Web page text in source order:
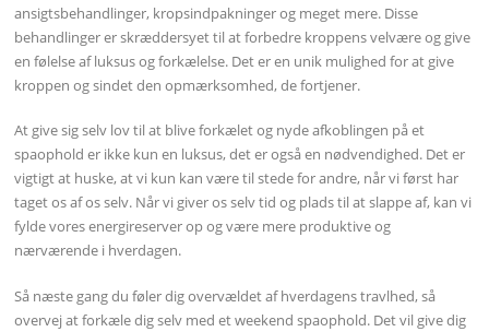
ansigtsbehandlinger, kropsindpakninger og meget mere. Disse
behandlinger er skræddersyet til at forbedre kroppens velvære og give
en følelse af luksus og forkælelse. Det er en unik mulighed for at give
kroppen og sindet den opmærksomhed, de fortjener.
At give sig selv lov til at blive forkælet og nyde afkoblingen på et
spaophold er ikke kun en luksus, det er også en nødvendighed. Det er
vigtigt at huske, at vi kun kan være til stede for andre, når vi først har
taget os af os selv. Når vi giver os selv tid og plads til at slappe af, kan vi
fylde vores energireserver op og være mere produktive og
nærværende i hverdagen.
Så næste gang du føler dig overvældet af hverdagens travlhed, så
overvej at forkæle dig selv med et weekend spaophold. Det vil give dig